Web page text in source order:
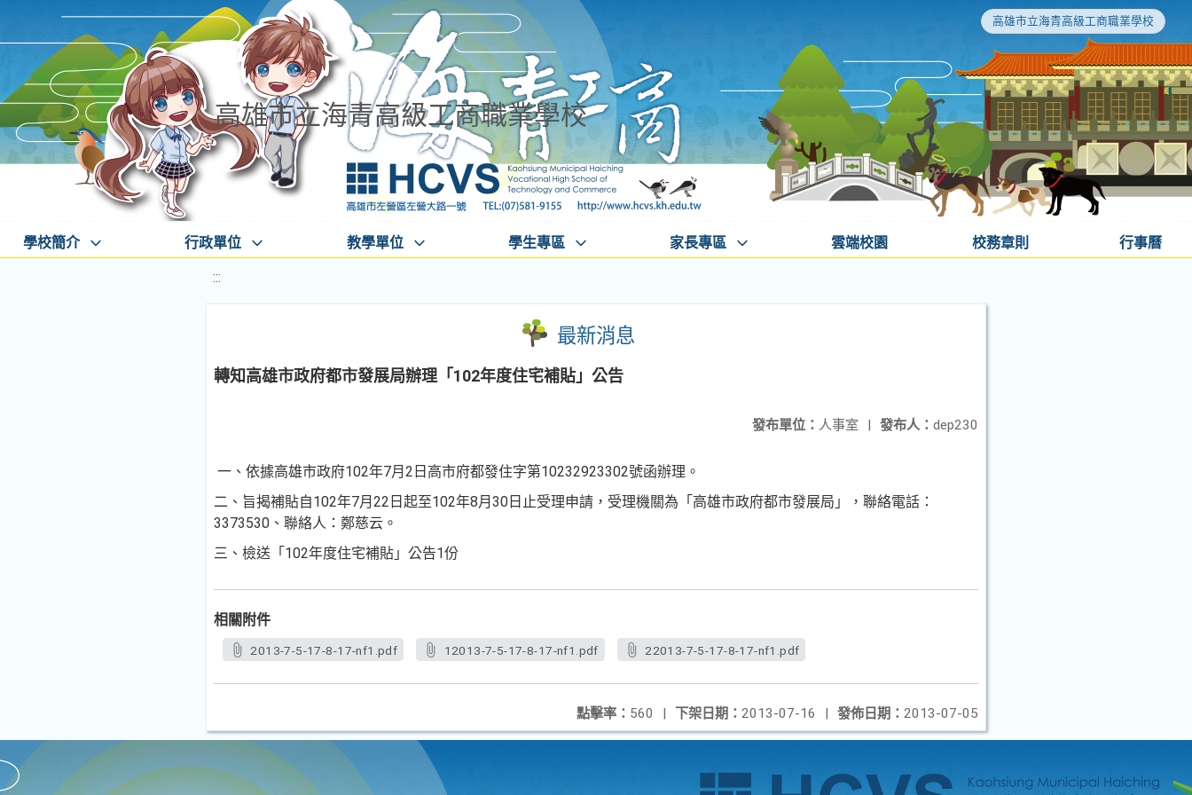
高雄市立海青高級工商職業學校
高雄市立海青高級工商職業學校
學校簡介 行政單位 教學單位 學生專區 家長專區 雲端校園 校務章則 行事曆
:::
最新消息
轉知高雄市政府都市發展局辦理「102年度住宅補貼」公告
發布人： dep230
發布單位： 人事室 |
一、依據高雄市政府102年7月2日高市府都發住字第10232923302號函辦理。
二、旨揭補貼自102年7月22日起至102年8月30日止受理申請，受理機關為「高雄市政府都市發展局」，聯絡電話：
3373530、聯絡人：鄭慈云。
三、檢送「102年度住宅補貼」公告1份
相關附件
2013-7-5-17-8-17-nf1.pdf 12013-7-5-17-8-17-nf1.pdf 22013-7-5-17-8-17-nf1.pdf
發佈日期： 2013-07-05
下架日期： 2013-07-16 |
點擊率： 560 |